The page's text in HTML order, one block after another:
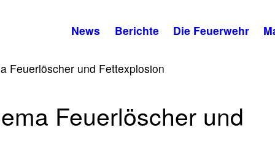
News Berichte Die Feuerwehr
Feuerlöscher und Fettexplosion
Feuerlöscher und